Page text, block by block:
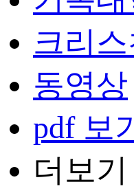
크리
동영상
pdf 보
더보기